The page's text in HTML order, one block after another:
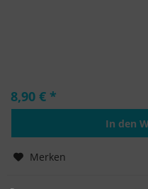
8,90 € *
In den
Merken